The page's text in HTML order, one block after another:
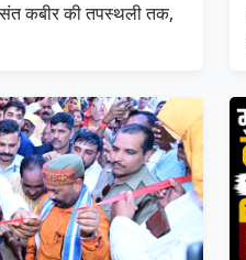
कबीर की तपस्थली तक,